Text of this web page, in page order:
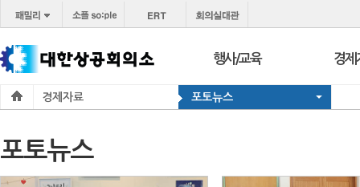
행사/교육
행사
코참경영상담
경제
온라
경제자료 포토뉴스
포토뉴스